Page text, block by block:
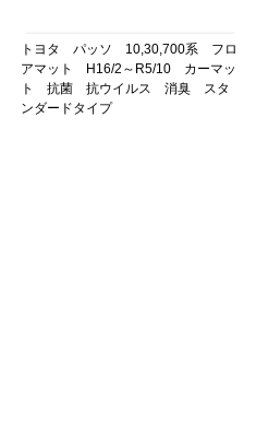
トヨタ パッソ 10,30,700系 フロ
アマット H16/2～R5/10 カーマッ
ト 抗菌 抗ウイルス 消臭 スタ
ンダードタイプ